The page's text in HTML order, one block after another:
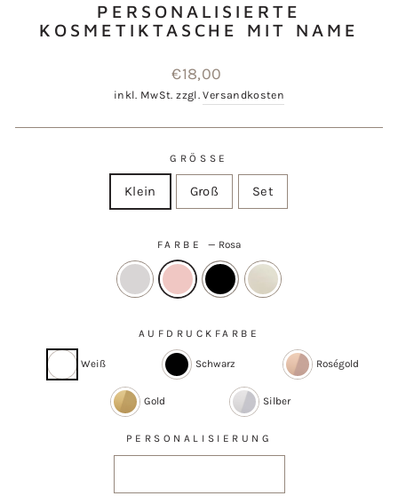
PERSONALISIERTE
KOSMETIKTASCHE MIT NAME
Normaler
Preis
€18,00
inkl. MwSt. zzgl.Versandkosten
GRÖSSE
Klein Groß Set
FARBE— Rosa
AUFDRUCKFARBE
Weiß Schwarz Roségold
Gold Silber
PERSONALISIERUNG